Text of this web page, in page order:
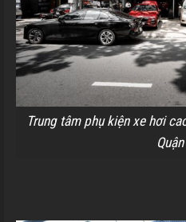
Trung tâm phụ kiện xe hơi